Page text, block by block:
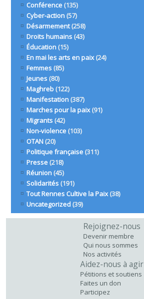
Conférence (135)
Cyber-action (57)
Désarmement(258)
Droits humains (43)
Éducation (15)
En mai les arts en paix (24)
Femmes (85)
Jeunes (80)
Maghreb (122)
Manifestation (387)
Marches pour la paix (91)
Migrants (42)
Non-violence (103)
OTAN (20)
Politique française (311)
Presse (218)
Réunion (45)
Solidarités (191)
Tout Rennes Cultive la Paix (38)
Uncategorized (39)
Rejoignez-nous
Devenir membre
Qui nous sommes
Nos activités
Aidez-nous à agir
Pétitions et soutiens
Faites un don
Participez